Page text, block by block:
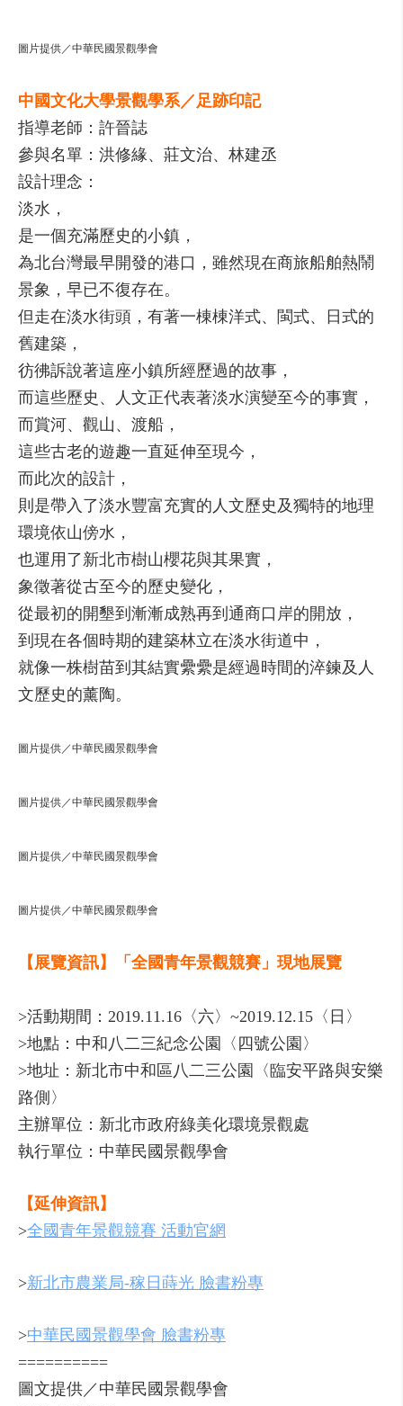
圖片提供／中華民國景觀學會
中國文化大學景觀學系／足跡印記
指導老師：許晉誌
參與名單：洪修緣、莊文治、林建丞
設計理念：
淡水，
是一個充滿歷史的小鎮，
為北台灣最早開發的港口，雖然現在商旅船舶熱鬧
景象，早已不復存在。
但走在淡水街頭，有著一棟棟洋式、閩式、日式的
舊建築，
彷彿訴說著這座小鎮所經歷過的故事，
而這些歷史、人文正代表著淡水演變至今的事實，
而賞河、觀山、渡船，
這些古老的遊趣一直延伸至現今，
而此次的設計，
則是帶入了淡水豐富充實的人文歷史及獨特的地理
環境依山傍水，
也運用了新北市樹山櫻花與其果實，
象徵著從古至今的歷史變化，
從最初的開墾到漸漸成熟再到通商口岸的開放，
到現在各個時期的建築林立在淡水街道中，
就像一株樹苗到其結實纍纍是經過時間的淬鍊及人
文歷史的薰陶。
圖片提供／中華民國景觀學會
圖片提供／中華民國景觀學會
圖片提供／中華民國景觀學會
圖片提供／中華民國景觀學會
【展覽資訊】「全國青年景觀競賽」現地展覽
>活動期間：2019.11.16〈六〉~2019.12.15〈日〉
>地點：中和八二三紀念公園〈四號公園〉
>地址：新北市中和區八二三公園〈臨安平路與安樂
路側〉
主辦單位：新北市政府綠美化環境景觀處
執行單位：中華民國景觀學會
【延伸資訊】
>全國青年景觀競賽 活動官網
>新北市農業局-稼日蒔光 臉書粉專
>中華民國景觀學會 臉書粉專
==========
圖文提供／中華民國景觀學會